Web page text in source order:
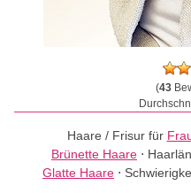
(43
Haare / Frisur für
Brünette Haare ⋅
Glatte Haare ⋅